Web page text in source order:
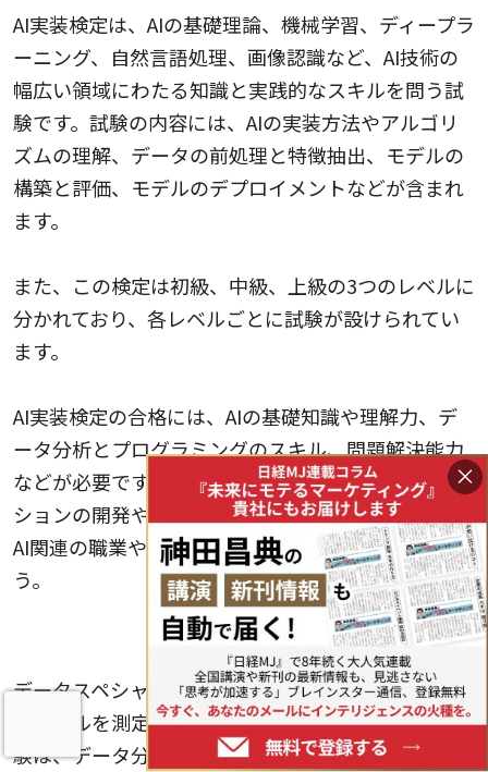
AI実装検定は、AIの基礎理論、機械学習、ディープラ
ーニング、自然言語処理、画像認識など、AI技術の
幅広い領域にわたる知識と実践的なスキルを問う試
験です。試験の内容には、AIの実装方法やアルゴリ
ズムの理解、データの前処理と特徴抽出、モデルの
構築と評価、モデルのデプロイメントなどが含まれ
ます。
また、この検定は初級、中級、上級の3つのレベルに
分かれており、各レベルごとに試験が設けられてい
ます。
AI実装検定の合格には、AIの基礎知識や理解力、デ
ータ分析とプログラミングのスキル、問題解決能力
などが必要です。合格者は、AIを活用したソリュー
ションの開発や実装における信頼性が高まるため、
AI関連の職業やプロジェクトで活躍できるでしょ
う。
6.データスペシャリスト試験
データスペシャリスト試験は、データに関する知識
やスキルを測定するための試験の一つです。この試
験は、データ分析、データマネジメント、データエ
×